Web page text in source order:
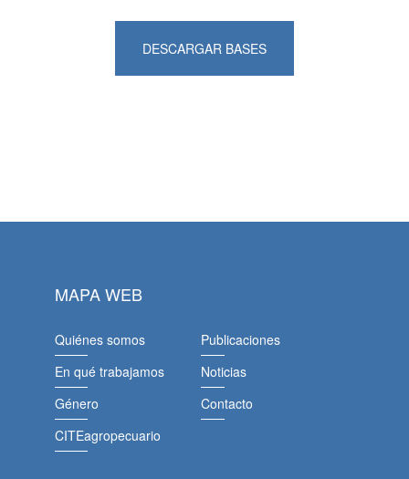
DESCARGAR BASES
MAPA WEB
Quiénes somos
En qué trabajamos
Género
CITEagropecuario
Publicaciones
Noticias
Contacto